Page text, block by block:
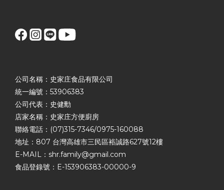
公司名稱：史家庄食品有限公司
統一編號：53906383
公司代表：史健勳
店家名稱：史家庄方便廚房
聯絡電話：(07)315-7346/0975-160088
地址：807 台灣高雄市三民區裕誠路627號12樓
E-MAIL：shr.family@gmail.com
食品登錄號：E-153906383-00000-9